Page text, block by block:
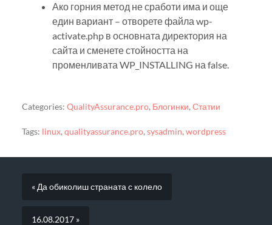
Ако горния метод не сработи има и още
един вариант – отворете файла wp-
activate.php в основната директория на
сайта и сменете стойността на
променливата WP_INSTALLING на false.
Categories: QualityAssurance.pro, Блогинки,Статии
Tags: linux, qualityassurance.pro, sysadmin, wordpress
« Да обиколиш страната с колело
16.08.2017 »